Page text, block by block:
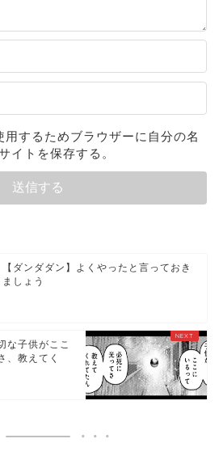
用するためブラウザーに自分の名
イトを保存する。
【ダンダダン】よくやったと言っておき
ましょう
な子供がここ
、教えてく